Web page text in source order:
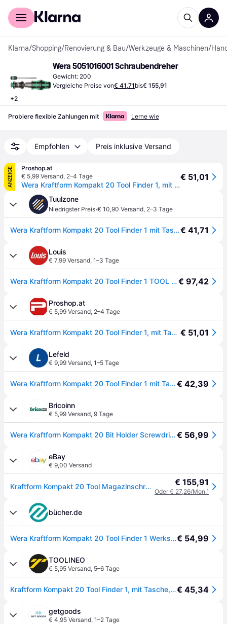
Für Shopper
Klarna/Shopping/Renovierung & Bau/Werkzeuge & Maschinen/
+2
Wera 5051016001 Schraubendreher
Gewicht: 200
Vergleiche Preise von€ 41,71bis€ 155,91
Probiere flexible Zahlungen mit Lerne wie
Empfohlen Preis inklusive Versand
ANZEIGE
Proshop.at
€ 5,99 Versand, 2–4 Tage
Wera Kraftform Kompakt 20 Tool Finder 1, mit Tasche, 7-teilig
€ 51,01
Tuulzone
Niedrigster Preis·€ 10,90 Versand, 2–3 Tage
Wera Kraftform Kompakt 20 Tool Finder 1 mit Tasche, 7-teilig - 05051016001€ 41,71
Louis
€ 7,99 Versand, 1–3 Tage
Wera Kraftform Kompakt 20 Tool Finder 1 TOOL FINDER 1 MIT TASCHE€ 97,42
Proshop.at
€ 5,99 Versand, 2–4 Tage
Wera Kraftform Kompakt 20 Tool Finder 1, mit Tasche, 7-teilig € 51,01
Lefeld
€ 9,99 Versand, 1–5 Tage
Wera Kraftform Kompakt 20 Tool Finder 1 mit Tasche, 7-teilig€ 42,39
Bricoinn
€ 5,99 Versand, 9 Tage
Wera Kraftform Kompakt 20 Bit Holder Screwdriver Schwarz€ 56,99
eBay
€ 9,00 Versand
Kraftform Kompakt 20 Tool Magazinschrauber 05051016001 € 155,91
Oder € 27,26/Mon.¹
bücher.de
Wera Kraftform Kompakt 20 Tool Finder 1 Werkstatt Magazin-Schraubendreher 1/4" (6.3 mm) DIN ISO 1173€ 54,99
TOOLINEO
€ 5,95 Versand, 5–6 Tage
Kraftform Kompakt 20 Tool Finder 1, mit Tasche, 7-teilig€ 45,34
getgoods
€ 4,95 Versand, 1–2 Tage